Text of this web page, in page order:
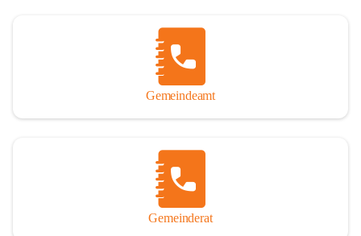
Gemeindeamt
Gemeinderat